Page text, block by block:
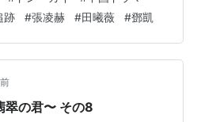
中で李懐安と出会う。 彼は賀
て戦っていたけど傷だらけで
な彼が敵に突撃して戦うのは無
玉は彼を気絶させて自分が長
跡 #張凌赫 #田曦薇 #鄧凱
翠の君〜 その8